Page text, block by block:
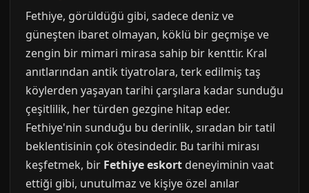
Fethiye, görüldüğü gibi, sadece deniz ve
güneşten ibaret olmayan, köklü bir geçmişe ve
zengin bir mimari mirasa sahip bir kenttir. Kral
anıtlarından antik tiyatrolara, terk edilmiş taş
köylerden yaşayan tarihi çarşılara kadar sunduğu
çeşitlilik, her türden gezgine hitap eder.
Fethiye'nin sunduğu bu derinlik, sıradan bir tatil
beklentisinin çok ötesindedir. Bu tarihi mirası
keşfetmek, bir Fethiye eskort deneyiminin vaat
ettiği gibi, unutulmaz ve kişiye özel anılar